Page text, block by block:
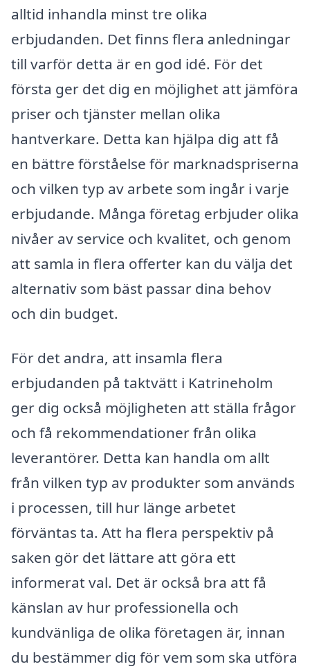
alltid inhandla minst tre olika
erbjudanden. Det finns flera anledningar
till varför detta är en god idé. För det
första ger det dig en möjlighet att jämföra
priser och tjänster mellan olika
hantverkare. Detta kan hjälpa dig att få
en bättre förståelse för marknadspriserna
och vilken typ av arbete som ingår i varje
erbjudande. Många företag erbjuder olika
nivåer av service och kvalitet, och genom
att samla in flera offerter kan du välja det
alternativ som bäst passar dina behov
och din budget.
För det andra, att insamla flera
erbjudanden på taktvätt i Katrineholm
ger dig också möjligheten att ställa frågor
och få rekommendationer från olika
leverantörer. Detta kan handla om allt
från vilken typ av produkter som används
i processen, till hur länge arbetet
förväntas ta. Att ha flera perspektiv på
saken gör det lättare att göra ett
informerat val. Det är också bra att få
känslan av hur professionella och
kundvänliga de olika företagen är, innan
du bestämmer dig för vem som ska utföra